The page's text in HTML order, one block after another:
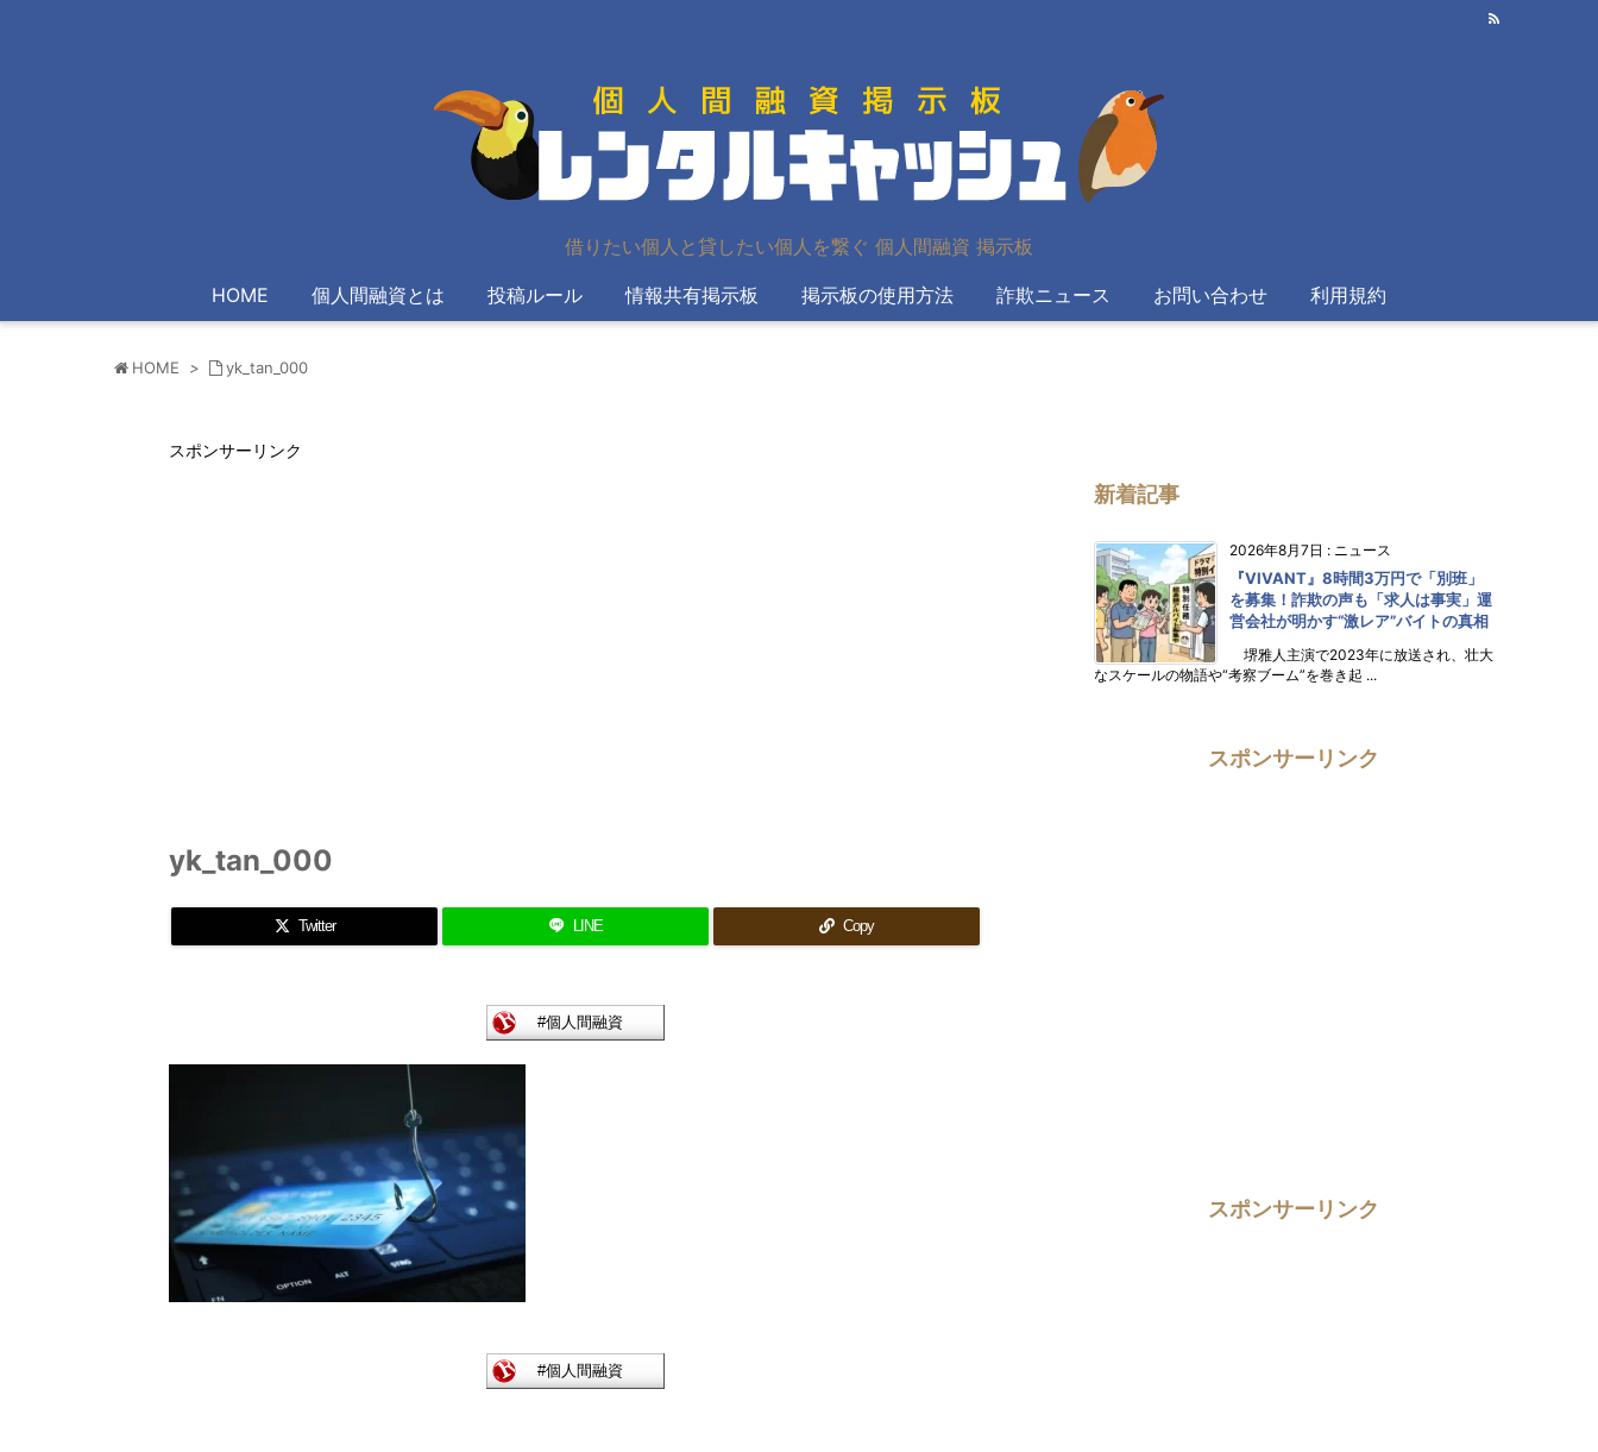
借りたい個人と貸したい個人を繋ぐ 個人間融資 掲示板
HOME 個人間融資とは 投稿ルール 情報共有掲示板 掲示板の使用方法 詐欺ニュース お問い合わせ 利用規約
HOME > yk_tan_000
スポンサーリンク
yk_tan_000
Twitter LINE Copy
新着記事
2026年8月7日 : ニュース
『VIVANT』8時間3万円で「別班」
を募集！詐欺の声も「求人は事実」運
営会社が明かす“激レア”バイトの真相
堺雅人主演で2023年に放送され、壮大
なスケールの物語や“考察ブーム”を巻き起 ...
スポンサーリンク
スポンサーリンク